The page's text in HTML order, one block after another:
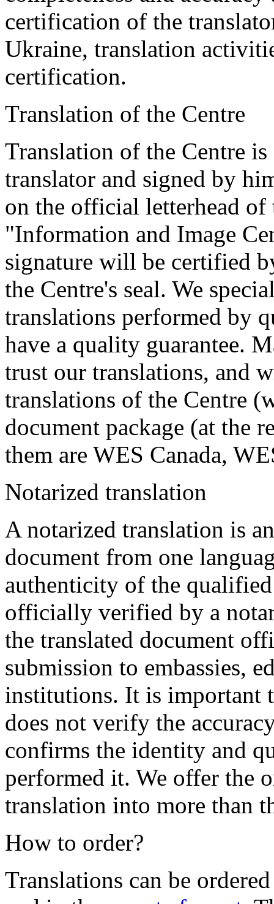
certification of the
Ukraine, translation
certification.
Translation of the Centre
Translation of the Centre
translator and signed by
on the official letterhead of
"Information and Image
signature will be certified
the Centre's seal. We
translations performed by
have a quality guarantee.
trust our translations, and
translations of the Centre
document package (at the
them are WES Canada,
Notarized translation
A notarized translation is
document from one
authenticity of the qualified
officially verified by a
the translated document
submission to embassies,
institutions. It is important
does not verify the
confirms the identity and
performed it. We offer the
translation into more than
How to order?
Translations can be